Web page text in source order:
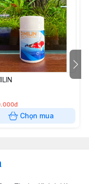
Chọn mua